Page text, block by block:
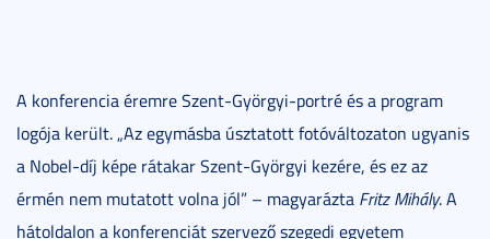
A konferencia éremre Szent-Györgyi-portré és a program
logója került. „Az egymásba úsztatott fotóváltozaton ugyanis
a Nobel-díj képe rátakar Szent-Györgyi kezére, és ez az
érmén nem mutatott volna jól” – magyarázta Fritz Mihály. A
hátoldalon a konferenciát szervező szegedi egyetem